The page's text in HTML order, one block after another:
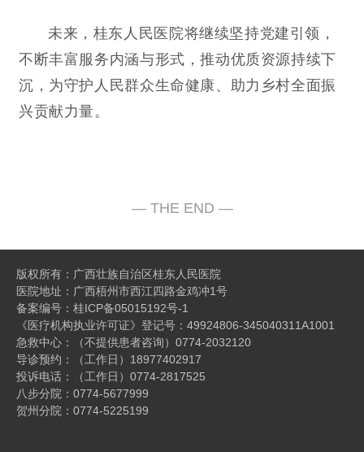
未来，桂东人民医院将继续坚持党建引领，
不断丰富服务内涵与形式，推动优质资源持续下
沉，为守护人民群众生命健康、助力乡村全面振
兴贡献力量。
版权所有：广西壮族自治区桂东人民医院
医院地址：广西梧州市西江四路金鸡冲1号
备案编号： 桂ICP备05015192号-1
《医疗机构执业许可证》登记号：49924806-345040311A1001
急救中心：（不提供患者咨询）0774-2032120
导诊预约：（工作日）18977402917
投诉电话：（工作日）0774-2817525
八步分院：0774-5677999
贺州分院：0774-5225199